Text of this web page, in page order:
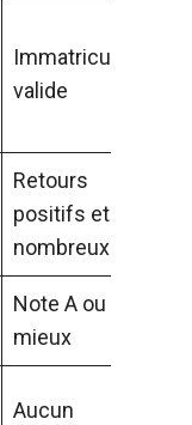
Immatriculation
valide
Retours
positifs et
nombreux
Note A ou
mieux
Aucun